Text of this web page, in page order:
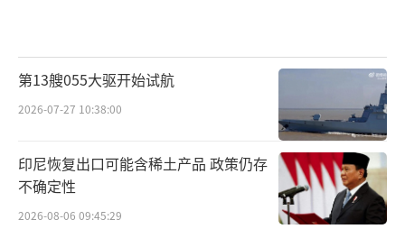
第13艘055大驱开始试航
2026-07-27 10:38:00
印尼恢复出口可能含稀土产品 政策仍存
不确定性
2026-08-06 09:45:29